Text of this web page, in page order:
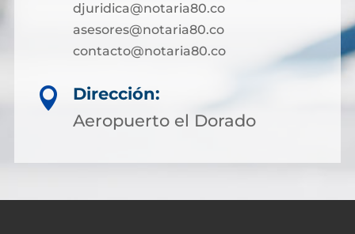
djuridica@notaria80.co
asesores@notaria80.co
contacto@notaria80.co ​

Dirección:
Aeropuerto el Dorado